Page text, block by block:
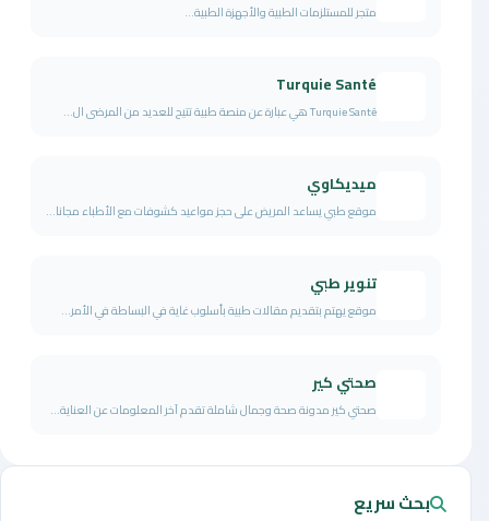
متجر للمستلزمات الطبية والأجهزة الطبية...
Turquie Santé
Turquie Santé هي عبارة عن منصة طبية تتيح للعديد من المرضى ال...
ميديكاوي
موقع طبي يساعد المريض على حجز مواعيد كشوفات مع الأطباء مجانا...
تنوير طبي
موقع يهتم بتقديم مقالات طبية بأسلوب غاية في البساطة في الأمر...
صحتي كير
صحتي كير مدونة صحة وجمال شاملة تقدم آخر المعلومات عن العناية...
بحث سريع